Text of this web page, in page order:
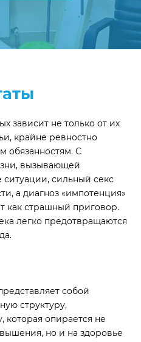
зависит не только от их
крайне ревностно
обязанностям. С
вызывающей
сильный секс
а диагноз «импотенция»
как страшный приговор.
легко предотвращаются
собой
структуру,
которая опирается не
но и на здоровье